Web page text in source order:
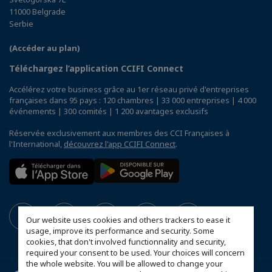
Our website uses cookies and others trackers to ease it
usage, improve its performance and security. Some
cookies, that don't involved functionnality and security,
required your consent to be used. Your choices will concern
the whole website. You will be allowed to change your
11000 Belgrade
Serbie
(Accéder au plan)
Téléchargez l’application CCIFI Connect
Accélérez votre business grâce au 1er réseau privé d'entreprises
françaises dans 95 pays : 120 chambres | 33 000 entreprises | 4 000
événements | 300 comités | 1 200 avantages exclusifs
Réservée exclusivement aux membres des CCI Françaises à
l'International, découvrez l'app CCIFI Connect.